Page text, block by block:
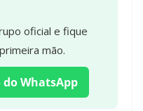
oficial e fique
mão.
WhatsApp